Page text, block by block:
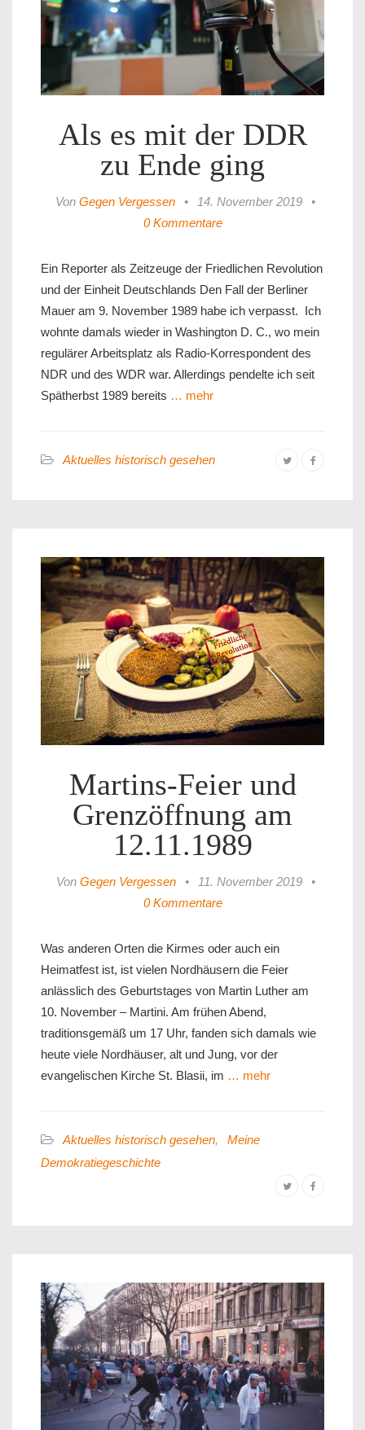
Als es mit der DDR
zu Ende ging
Von Gegen Vergessen • 14. November 2019
•
0 Kommentare
Ein Reporter als Zeitzeuge der Friedlichen Revolution
und der Einheit Deutschlands Den Fall der Berliner
Mauer am 9. November 1989 habe ich verpasst. Ich
wohnte damals wieder in Washington D. C., wo mein
regulärer Arbeitsplatz als Radio-Korrespondent des
NDR und des WDR war. Allerdings pendelte ich seit
Spätherbst 1989 bereits … mehr
Aktuelles historisch gesehen
Martins-Feier und
Grenzöffnung am
12.11.1989
Von Gegen Vergessen • 11. November 2019
•
0 Kommentare
Was anderen Orten die Kirmes oder auch ein
Heimatfest ist, ist vielen Nordhäusern die Feier
anlässlich des Geburtstages von Martin Luther am
10. November – Martini. Am frühen Abend,
traditionsgemäß um 17 Uhr, fanden sich damals wie
heute viele Nordhäuser, alt und Jung, vor der
evangelischen Kirche St. Blasii, im … mehr
Aktuelles historisch gesehen,
Meine
Demokratiegeschichte